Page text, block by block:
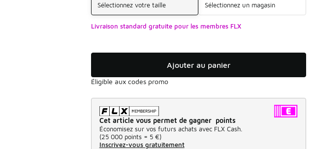
Sélectionnez votre taille Sélectionnez un magasin
Livraison standard gratuite pour les membres FLX
Ajouter au panier
Éligible aux codes promo
Cet article vous permet de gagner points
Économisez sur vos futurs achats avec FLX Cash.
(25 000 points = 5 €)
Inscrivez-vous gratuitement